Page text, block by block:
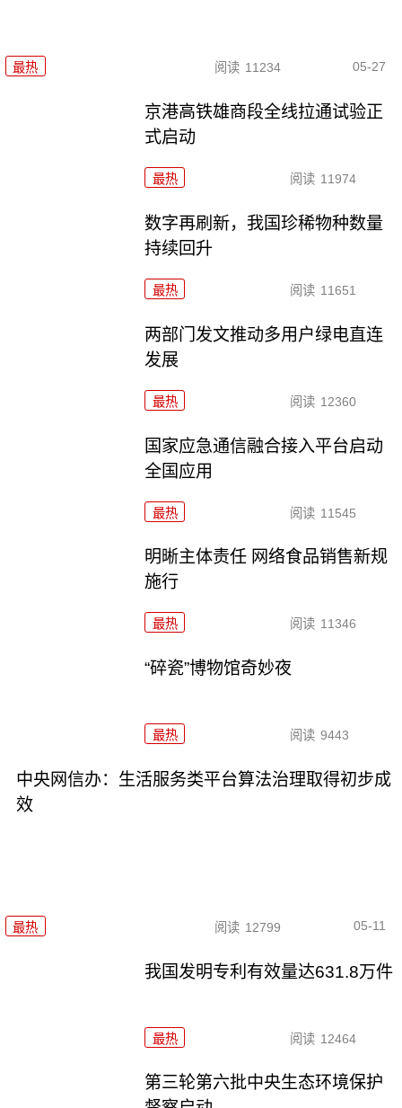
最热 阅读 11234 05-27
京港高铁雄商段全线拉通试验正
式启动
最热 阅读 11974
数字再刷新，我国珍稀物种数量
持续回升
最热 阅读 11651
两部门发文推动多用户绿电直连
发展
最热 阅读 12360
国家应急通信融合接入平台启动
全国应用
最热 阅读 11545
明晰主体责任 网络食品销售新规
施行
最热 阅读 11346
“碎瓷”博物馆奇妙夜
最热 阅读 9443
中央网信办：生活服务类平台算法治理取得初步成
效
最热 阅读 12799 05-11
我国发明专利有效量达631.8万件
最热 阅读 12464
第三轮第六批中央生态环境保护